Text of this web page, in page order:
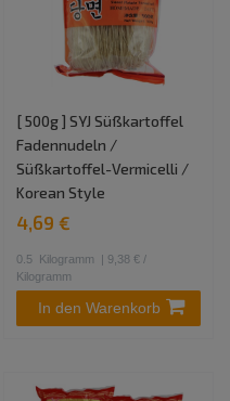
[ 500g ] SYJ Süßkartoffel
Fadennudeln /
Süßkartoffel-Vermicelli /
Korean Style
4,69 €
0.5 Kilogramm
| 9,38 € /
Kilogramm
In den Warenkorb